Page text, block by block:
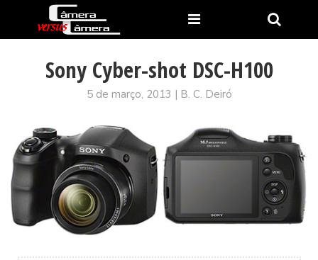
Sony Cyber-shot DSC-H100
5 de março, 2013 | B. C. Deiró